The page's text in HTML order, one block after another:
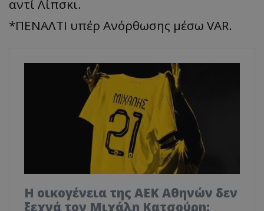
αντί Λίπσκι.
*ΠΕΝΑΛΤΙ υπέρ Ανόρθωσης μέσω VAR.
Η οικογένεια της ΑΕΚ Αθηνών δεν
ξεχνά τον Μιχάλη Κατσούρη: